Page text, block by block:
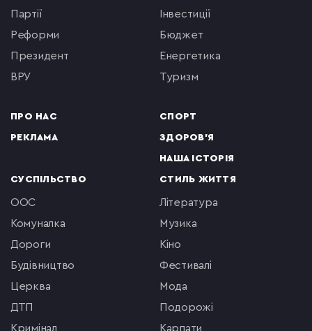
партії
реформи
президент
ВРУ
ПРО НАС
РЕКЛАМА
інвестиції
бюджет
енергетика
туризм
СПОРТ
ЗДОРОВ'Я
НАША ІСТОРІЯ
СУСПІЛЬСТВО
ООС
комуналка
Дороги
будівництво
церква
ДТП
кримінал
СТИЛЬ ЖИТТЯ
література
музика
кіно
фестивалі
мода
подорожі
Карпати